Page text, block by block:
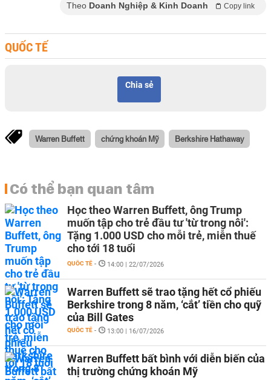
Theo Doanh Nghiệp & Kinh Doanh Copy link
QUỐC TẾ
Chia sẻ
Warren Buffett chứng khoán Mỹ Berkshire Hathaway
Có thể bạn quan tâm
Học theo Warren Buffett, ông Trump
muốn tập cho trẻ đầu tư 'từ trong nôi':
Tặng 1.000 USD cho mỗi trẻ, miễn thuế
cho tới 18 tuổi
QUỐC TẾ - 14:00 | 22/07/2026
Warren Buffett sẽ trao tặng hết cổ phiếu
Berkshire trong 8 năm, ‘cắt’ tiền cho quỹ
của Bill Gates
QUỐC TẾ - 13:00 | 16/07/2026
Warren Buffett bất bình với diễn biến của
thị trường chứng khoán Mỹ